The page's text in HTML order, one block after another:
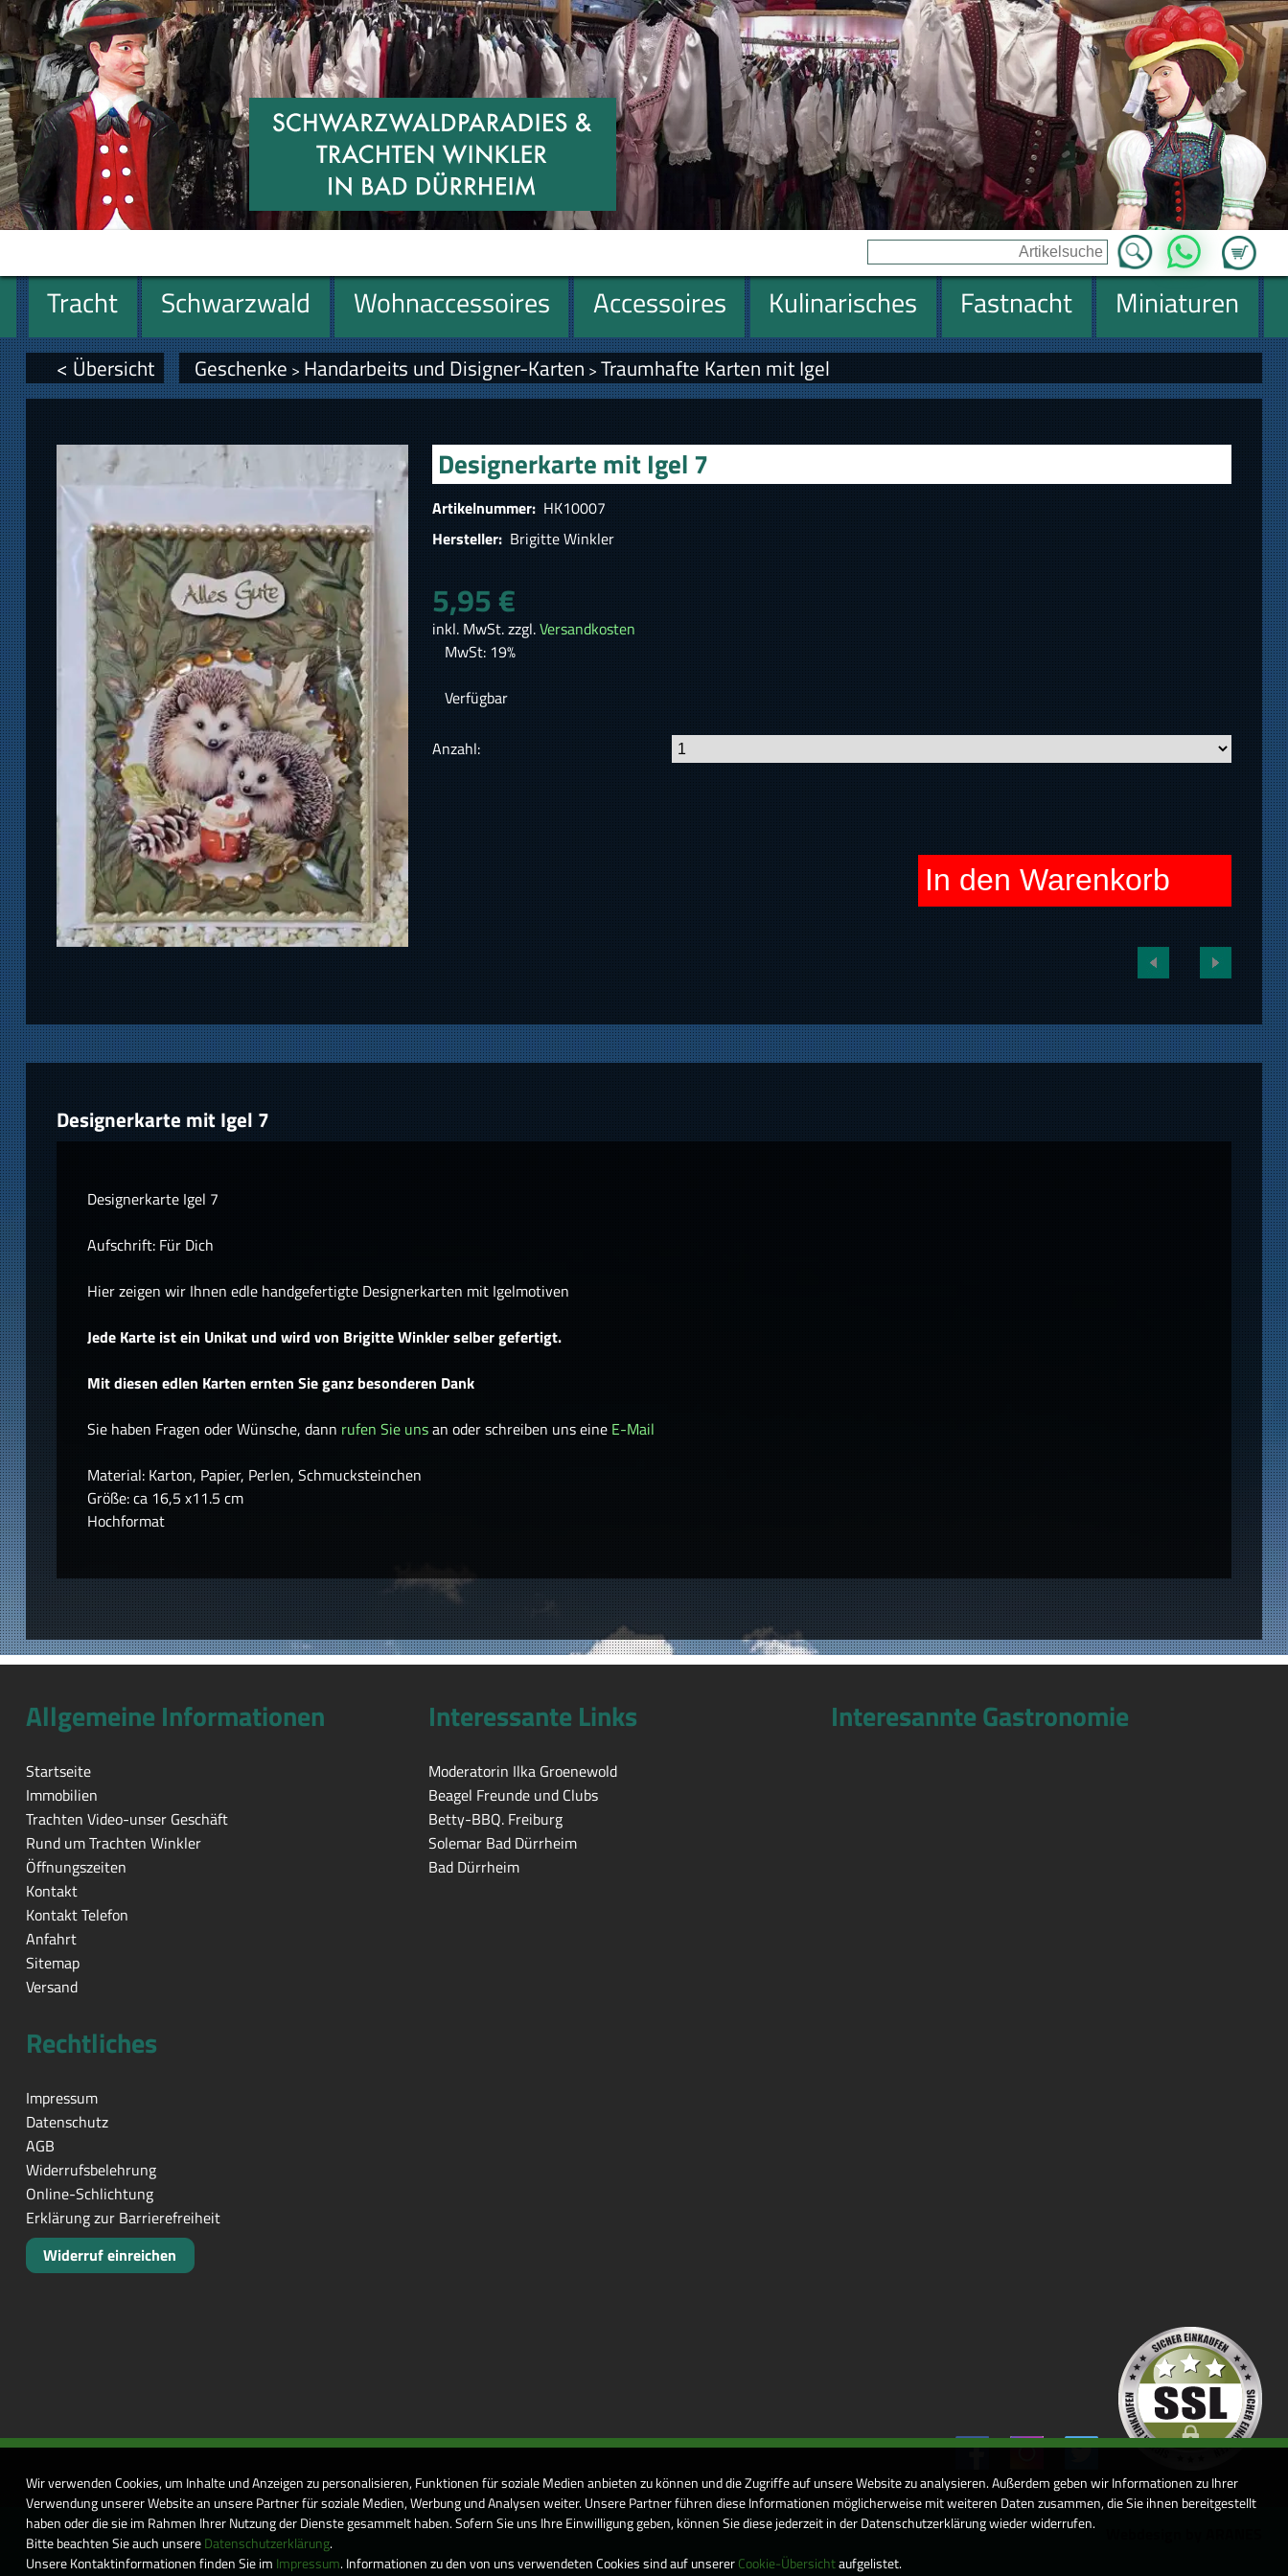
Zum
WhatsApp
Tracht Schwarzwald Wohnaccessoires Accessoires Kulinarisches Fastnacht
Miniaturen
Geschenke
< Übersicht Geschenke > Handarbeits und Disigner-Karten > Traumhafte Karten mit Igel
Designerkarte mit Igel 7
Artikelnummer: HK10007
Hersteller: Brigitte Winkler
5,95 €
inkl. MwSt. zzgl.Versandkosten
MwSt: 19%
Verfügbar
Anzahl:
In den Warenkorb
Designerkarte mit Igel 7
Designerkarte Igel 7
Aufschrift: Für Dich
Hier zeigen wir Ihnen edle handgefertigte Designerkarten mit Igelmotiven
Jede Karte ist ein Unikat und wird von Brigitte Winkler selber gefertigt.
Mit diesen edlen Karten ernten Sie ganz besonderen Dank
Sie haben Fragen oder Wünsche, dann rufen Sie unsan oder schreiben uns eine E-Mail
Material: Karton, Papier, Perlen, Schmucksteinchen
Größe: ca 16,5 x11.5 cm
Hochformat
Allgemeine Informationen
Startseite
Immobilien
Trachten Video-unser Geschäft
Rund um Trachten Winkler
Öffnungszeiten
Kontakt
Kontakt Telefon
Anfahrt
Sitemap
Versand
Interessante Links
Moderatorin Ilka Groenewold
Beagel Freunde und Clubs
Betty-BBQ. Freiburg
Solemar Bad Dürrheim
Bad Dürrheim
Interesannte Gastronomie
Rechtliches
Impressum
Datenschutz
AGB
Widerrufsbelehrung
Online-Schlichtung
Erklärung zur Barrierefreiheit
Widerruf einreichen
Wir verwenden Cookies, um Inhalte und Anzeigen zu personalisieren, Funktionen für soziale Medien anbieten zu können und die Zugriffe auf unsere Website zu analysieren. Außerdem geben wir Informationen zu Ihrer
Verwendung unserer Website an unsere Partner für soziale Medien, Werbung und Analysen weiter. Unsere Partner führen diese Informationen möglicherweise mit weiteren Daten zusammen, die Sie ihnen bereitgestellt
haben oder die sie im Rahmen Ihrer Nutzung der Dienste gesammelt haben. Sofern Sie uns Ihre Einwilligung geben, können Sie diese jederzeit in der Datenschutzerklärung wieder widerrufen.
Bitte beachten Sie auch unsereDatenschutzerklärung.
Unsere Kontaktinformationen finden Sie im Impressum. Informationen zu den von uns verwendeten Cookies sind auf unsererCookie-Übersichtaufgelistet.